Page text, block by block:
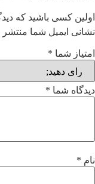
اولین کسی باشید که
نشانی ایمیل شما منتشر
امتیاز شما *
دیدگاه شما *
نام *